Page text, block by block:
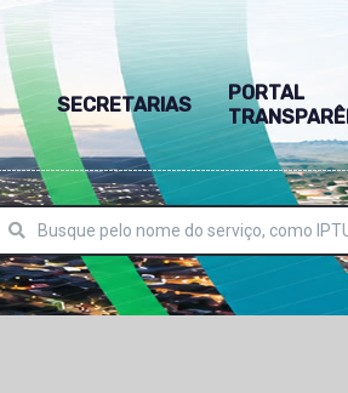
SECRETARIAS
PORTAL